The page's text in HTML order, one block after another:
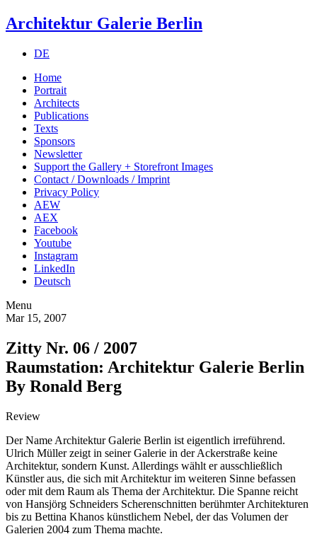
Architektur Galerie Berlin
DE
Home
Portrait
Architects
Publications
Texts
Sponsors
Newsletter
Support the Gallery + Storefront Images
Contact / Downloads / Imprint
Privacy Policy
AEW
AEX
Facebook
Youtube
Instagram
LinkedIn
Deutsch
Menu
Mar 15, 2007
Zitty Nr. 06 / 2007
Raumstation: Architektur Galerie Berlin
By Ronald Berg
Review
Der Name Architektur Galerie Berlin ist eigentlich irreführend.
Ulrich Müller zeigt in seiner Galerie in der Ackerstraße keine
Architektur, sondern Kunst. Allerdings wählt er ausschließlich
Künstler aus, die sich mit Architektur im weiteren Sinne befassen
oder mit dem Raum als Thema der Architektur. Die Spanne reicht
von Hansjörg Schneiders Scherenschnitten berühmter Architekturen
bis zu Bettina Khanos künstlichem Nebel, der das Volumen der
Galerien 2004 zum Thema machte.